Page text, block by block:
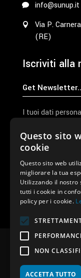
info@sunup.it
Via P.
(RE)
Iscriviti alla
I tuoi dati
l'elaborazione
nella nostra
Ho letto e
Invia I
SUNUP
Privacy
Questo sito
cookie
Questo sito web
migliorare la tua
Utilizzando il nostro
tutti i cookie in
policy per i cookie.
NON
ACCETTA TUTTO